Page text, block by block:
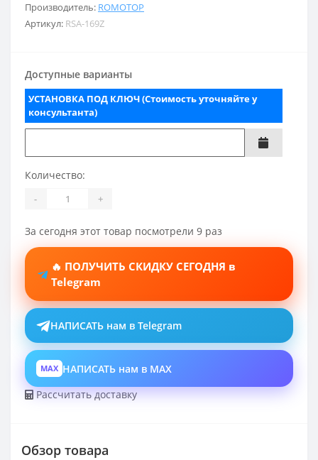
Производитель: ROMOTOP
Артикул: RSA-169Z
Доступные варианты
УСТАНОВКА ПОД КЛЮЧ (Стоимость уточняйте у
консультанта)
Количество:
- +
За сегодня этот товар посмотрели 9 раз
🔥 ПОЛУЧИТЬ СКИДКУ СЕГОДНЯ в
Telegram
НАПИСАТЬ нам в Telegram
MAX НАПИСАТЬ нам в MAX
Рассчитать доставку
Обзор товара